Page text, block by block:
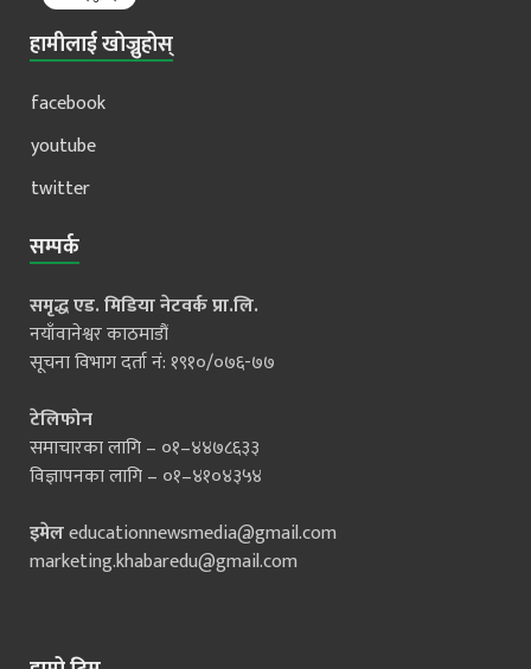
हामीलाई खोज्नुहोस्
facebook
youtube
twitter
सम्पर्क
समृद्ध एड. मिडिया नेटवर्क प्रा.लि.
नयाँवानेश्वर काठमाडौं
सूचना विभाग दर्ता नं: १९१०/०७६-७७
टेलिफोन
समाचारका लागि – ०१–४४७८६३३
विज्ञापनका लागि – ०१–४१०४३५४
इमेलeducationnewsmedia@gmail.com
marketing.khabaredu@gmail.com